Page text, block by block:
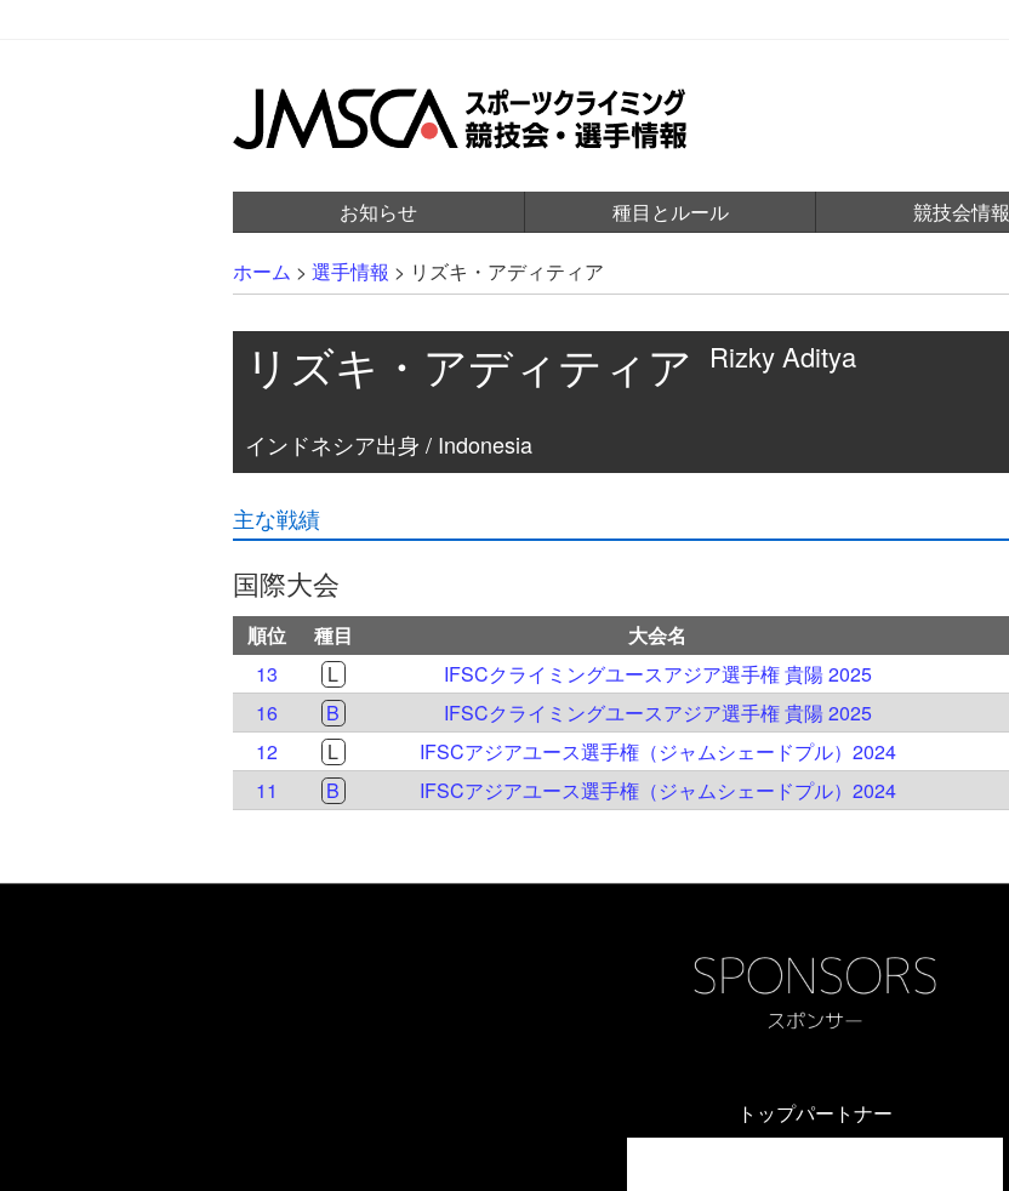
お知らせ 種目とルール 競技会情報
ホーム > 選手情報 > リズキ・アディティア
リズキ・アディティア Rizky Aditya
インドネシア出身 / Indonesia
主な戦績
国際大会
順位 種目 大会名
13
L IFSCクライミングユースアジア選手権 貴陽 2025
16
B IFSCクライミングユースアジア選手権 貴陽 2025
12
L IFSCアジアユース選手権（ジャムシェードプル）2024
11
B IFSCアジアユース選手権（ジャムシェードプル）2024
トップパートナー